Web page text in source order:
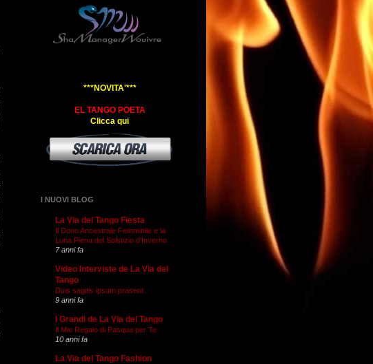
***NOVITA'***
EL TANGO POETA
Clicca qui
I NUOVI BLOG
La Via del Tango Fiesta
Il Dono Ancestrale Femminile e la
Luna Piena del Solstizio d’Inverno
7 anni fa
Video Interviste de La Via del
Tango
Duis sagitis ipsum prasent
9 anni fa
I Grandi de La Via del Tango
Il Mio Regalo di Pasqua per Te
10 anni fa
La Via del Tango Fashion